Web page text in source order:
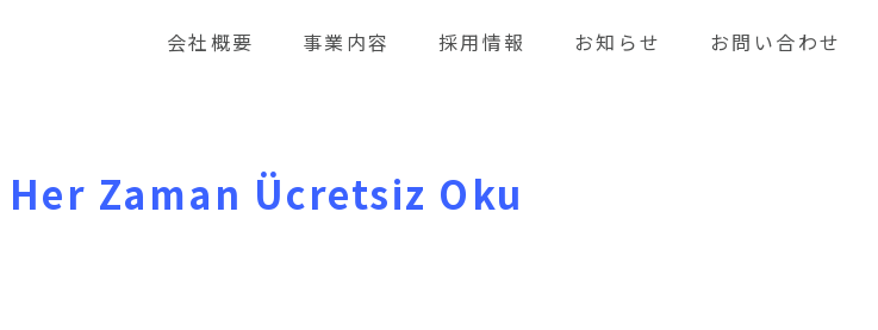
会社概要 事業内容 採用情報 お知らせ お問い合わせ
Zaman Ücretsiz Oku